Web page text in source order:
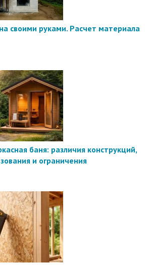
своими руками. Расчет материала
баня: различия конструкций,
и ограничения